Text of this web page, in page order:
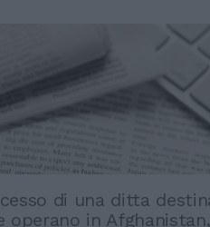
di una ditta
operano in Afghanistan,